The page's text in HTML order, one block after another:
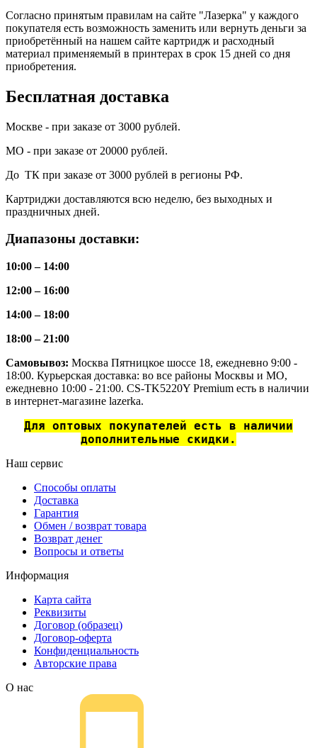
Согласно принятым правилам на сайте "Лазерка" у каждого
покупателя есть возможность заменить или вернуть деньги за
приобретённый на нашем сайте картридж и расходный
материал применяемый в принтерах в срок 15 дней со дня
приобретения.
Бесплатная доставка
Москве - при заказе от 3000 рублей.
МО - при заказе от 20000 рублей.
До ТК при заказе от 3000 рублей в регионы РФ.
Картриджи доставляются всю неделю, без выходных и
праздничных дней.
Диапазоны доставки:
10:00 – 14:00
12:00 – 16:00
14:00 – 18:00
18:00 – 21:00
Самовывоз: Москва Пятницкое шоссе 18, ежедневно 9:00 -
18:00. Курьерская доставка: во все районы Москвы и МО,
ежедневно 10:00 - 21:00. CS-TK5220Y Premium есть в наличии
в интернет-магазине lazerka.
Для оптовых покупателей есть в наличии
дополнительные скидки.
Наш сервис
Способы оплаты
Доставка
Гарантия
Обмен / возврат товара
Возврат денег
Вопросы и ответы
Информация
Карта сайта
Реквизиты
Договор (образец)
Договор-оферта
Конфиденциальность
Авторские права
О нас